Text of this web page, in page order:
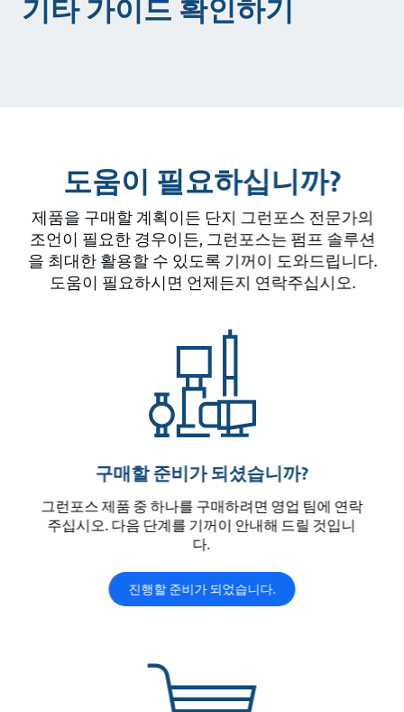
기타 가이드 확인하기
도움이 필요하십니까?
제품을 구매할 계획이든 단지 그런포스 전문가의
조언이 필요한 경우이든, 그런포스는 펌프 솔루션
을 최대한 활용할 수 있도록 기꺼이 도와드립니다.
도움이 필요하시면 언제든지 연락주십시오.
구매할 준비가 되셨습니까?
그런포스 제품 중 하나를 구매하려면 영업 팀에 연락
주십시오. 다음 단계를 기꺼이 안내해 드릴 것입니
다.
진행할 준비가 되었습니다.